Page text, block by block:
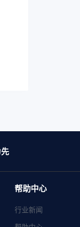
帮助中心
行业新闻